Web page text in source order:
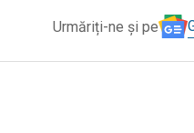
Urmăriți-ne și pe